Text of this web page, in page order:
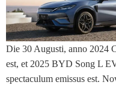
Die 30 Augusti, anno 2024
est, et 2025 BYD Song L
spectaculum emissus est.